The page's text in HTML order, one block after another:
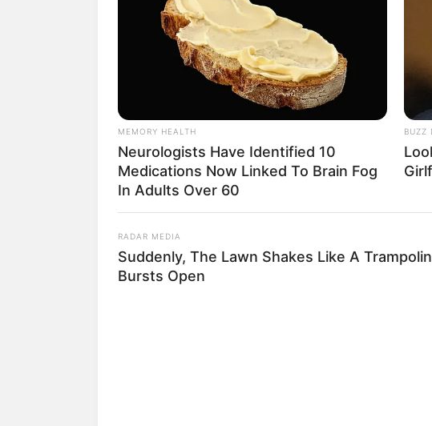
MEMORY HEALTH
Neurologists Have Identified 10
Medications Now Linked To Brain Fog
In Adults Over 60
BUZZ
RADAR MEDIA
Suddenly, The Lawn Shakes Like A
Bursts Open